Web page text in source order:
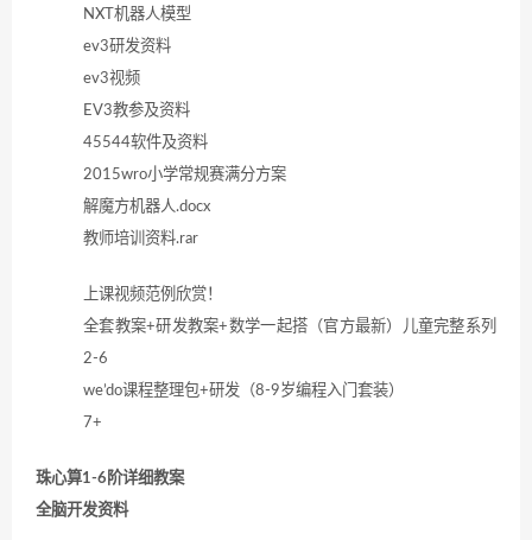
NXT机器人模型
ev3研发资料
ev3视频
EV3教参及资料
45544软件及资料
2015wro小学常规赛满分方案
解魔方机器人.docx
教师培训资料.rar
上课视频范例欣赏！
全套教案+研发教案+数学一起搭（官方最新）儿童完整系列
2-6
we’do课程整理包+研发（8-9岁编程入门套装）
7+
珠心算1-6阶详细教案
全脑开发资料